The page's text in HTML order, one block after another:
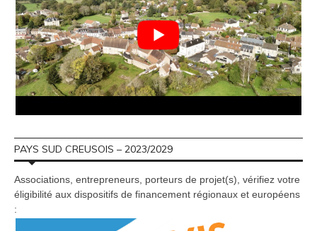
PAYS SUD CREUSOIS – 2023/2029
Associations, entrepreneurs, porteurs de projet(s), vérifiez votre
éligibilité aux dispositifs de financement régionaux et européens
: